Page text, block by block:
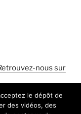
nous sur
le dépôt de
des vidéos, des